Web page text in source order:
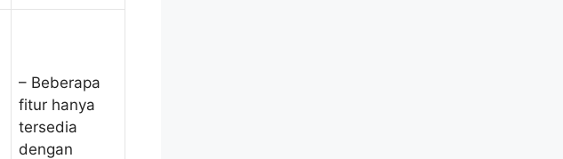
– Beberapa
fitur hanya
tersedia
dengan